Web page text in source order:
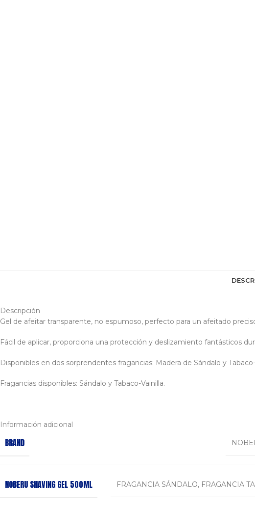
Descripción
Gel de afeitar transparente, no espumoso, perfecto para un afeitado
Fácil de aplicar, proporciona una protección y deslizamiento fantásticos
Disponibles en dos sorprendentes fragancias: Madera de Sándalo y
Fragancias disponibles: Sándalo y Tabaco-Vainilla.
Información adicional
BRAND
NOBERU SHAVING GEL 500ML FRAGANCIA SÁNDALO, FRAGANCIA